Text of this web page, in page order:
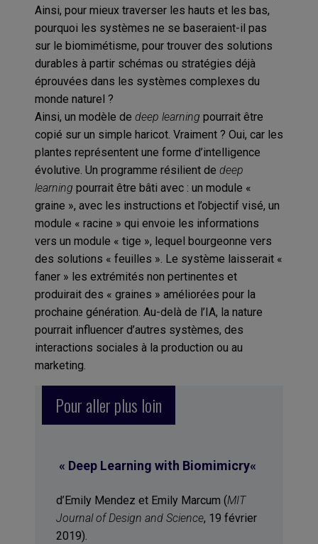
Ainsi, pour mieux traverser les hauts et les bas,
pourquoi les systèmes ne se baseraient-il pas
sur le biomimétisme, pour trouver des solutions
durables à partir schémas ou stratégies déjà
éprouvées dans les systèmes complexes du
monde naturel ?
Ainsi, un modèle de deep learning pourrait être
copié sur un simple haricot. Vraiment ? Oui, car les
plantes représentent une forme d’intelligence
évolutive. Un programme résilient de deep
learning pourrait être bâti avec : un module «
graine », avec les instructions et l’objectif visé, un
module « racine » qui envoie les informations
vers un module « tige », lequel bourgeonne vers
des solutions « feuilles ». Le système laisserait «
faner » les extrémités non pertinentes et
produirait des « graines » améliorées pour la
prochaine génération. Au-delà de l’IA, la nature
pourrait influencer d’autres systèmes, des
interactions sociales à la production ou au
marketing.
Pour aller plus loin
« Deep Learning with Biomimicry«
d’Emily Mendez et Emily Marcum (MIT
Journal of Design and Science, 19 février
2019).